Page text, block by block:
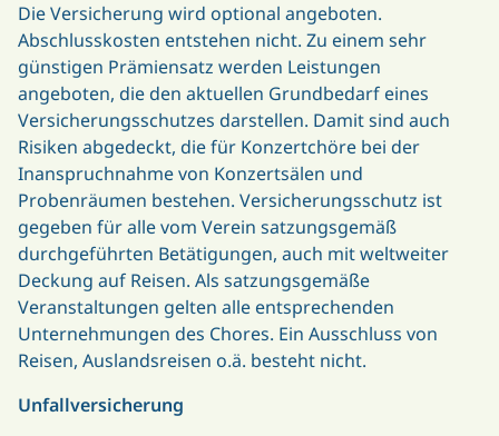
Die Versicherung wird optional angeboten.
Abschlusskosten entstehen nicht. Zu einem sehr
günstigen Prämiensatz werden Leistungen
angeboten, die den aktuellen Grundbedarf eines
Versicherungsschutzes darstellen. Damit sind auch
Risiken abgedeckt, die für Konzertchöre bei der
Inanspruchnahme von Konzertsälen und
Probenräumen bestehen. Versicherungsschutz ist
gegeben für alle vom Verein satzungsgemäß
durchgeführten Betätigungen, auch mit weltweiter
Deckung auf Reisen. Als satzungsgemäße
Veranstaltungen gelten alle entsprechenden
Unternehmungen des Chores. Ein Ausschluss von
Reisen, Auslandsreisen o.ä. besteht nicht.
Unfallversicherung